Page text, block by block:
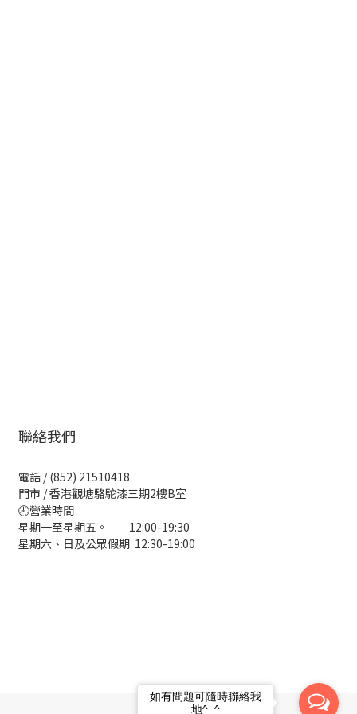
聯絡我們
電話 / (852) 21510418
門市 / 香港觀塘駱駝漆三期2樓B室
🕘營業時間
星期一至星期五。 12:00-19:30
星期六、日及公眾假期 12:30-19:00
如有問題可隨時聯絡我
地^_^